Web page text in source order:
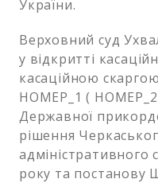
України.
Верховний суд
у відкритті
касаційною
НОМЕР_1 ( НОМЕР_2
Державної
рішення
адміністративного
року та постанову